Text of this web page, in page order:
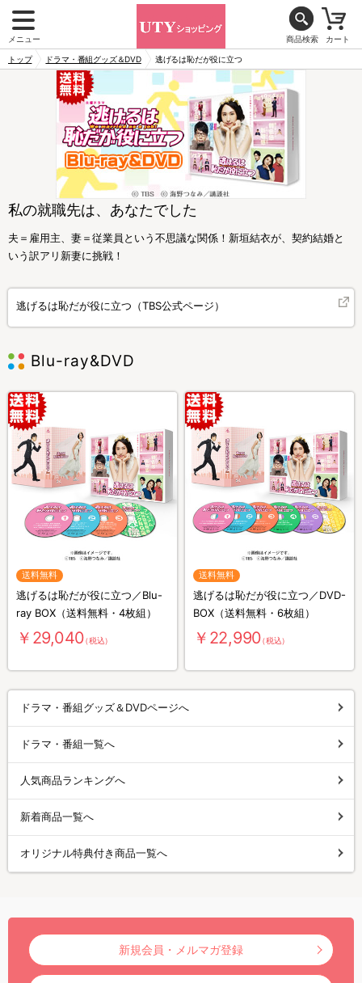
メニュー 商品検索 カート
トップ ドラマ・番組グッズ＆DVD 逃げるは恥だが役に立つ
私の就職先は、あなたでした
夫＝雇用主、妻＝従業員という不思議な関係！新垣結衣が、契約結婚と
いう訳アリ新妻に挑戦！
逃げるは恥だが役に立つ（TBS公式ページ）
Blu-ray&DVD
送料無料
逃げるは恥だが役に立つ／Blu-
ray BOX（送料無料・4枚組）
￥29,040（税込）
送料無料
逃げるは恥だが役に立つ／DVD-
BOX（送料無料・6枚組）
￥22,990（税込）
ドラマ・番組グッズ＆DVDページへ
ドラマ・番組一覧へ
人気商品ランキングへ
新着商品一覧へ
オリジナル特典付き商品一覧へ
新規会員・メルマガ登録